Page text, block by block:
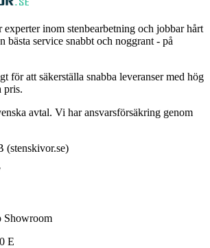
experter inom stenbearbetning och jobbar hårt
bästa service snabbt och noggrant - på
för att säkerställa snabba leveranser med hög
pris.
avtal. Vi har ansvarsförsäkring genom
(stenskivor.se)
E